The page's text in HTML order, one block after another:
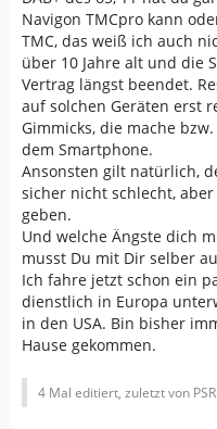
Navigon TMCpro kann
TMC, das weiß ich auch
über 10 Jahre alt und die
Vertrag längst beendet.
auf solchen Geräten erst
Gimmicks, die mache
dem Smartphone.
Ansonsten gilt natürlich,
sicher nicht schlecht,
geben.
Und welche Ängste dich
musst Du mit Dir selber
Ich fahre jetzt schon ein
dienstlich in Europa
in den USA. Bin bisher
Hause gekommen.
4 Mal editiert, zuletzt von